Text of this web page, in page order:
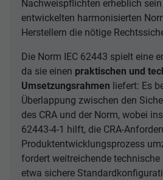
Nachweispflichten erheblich
entwickelten harmonisierten
Herstellern die nötige
Die Norm IEC 62443 spielt eine
da sie einen praktischen und
Umsetzungsrahmen liefert: Es
Überlappung zwischen den
des CRA und der Norm, wobei
62443-4-1 hilft, die CRA-
Produktentwicklungsprozess
fordert weitreichende
etwa sichere